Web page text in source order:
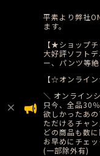
平素より弊社
ます。
【★ショップ
大好評ソフト
ー、パンツ等
【☆オンライ
＼ オンライン
只今、全品30
欲しかったあ
ただけるチャン
どの商品も数
お早めにチェ
(一部除外有)